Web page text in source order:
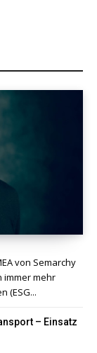
von Semarchy
immer mehr
(ESG...
– Einsatz